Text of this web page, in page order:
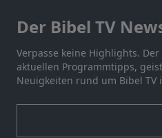
Der Bibel TV
Verpasse keine Highlights.
aktuellen Programmtipps,
Neuigkeiten rund um Bibel TV